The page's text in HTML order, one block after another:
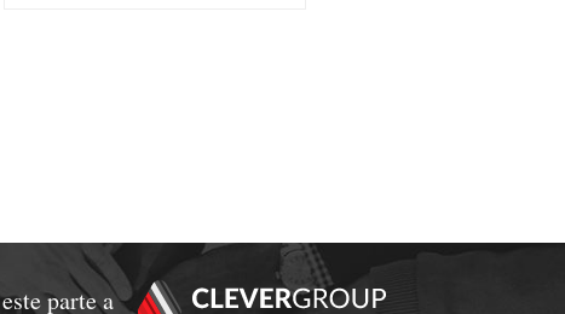
este parte a